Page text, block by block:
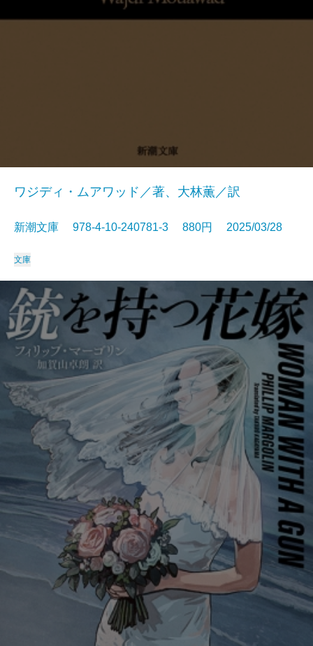
ワジディ・ムアワッド／著、大林薫／訳
新潮文庫 978-4-10-240781-3 880円 2025/03/28
文庫